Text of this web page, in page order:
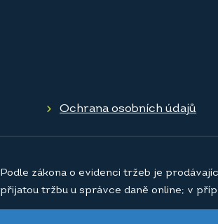
Ochrana osobních údajů
Podle zákona o evidenci tržeb je
přijatou tržbu u správce daně online; v